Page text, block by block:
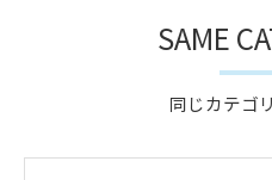
同じカテゴ
SAME